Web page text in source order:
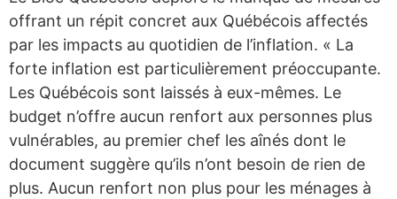
offrant un répit concret aux Québécois affectés
par les impacts au quotidien de l’inflation. « La
forte inflation est particulièrement préoccupante.
Les Québécois sont laissés à eux-mêmes. Le
budget n’offre aucun renfort aux personnes plus
vulnérables, au premier chef les aînés dont le
document suggère qu’ils n’ont besoin de rien de
plus. Aucun renfort non plus pour les ménages à